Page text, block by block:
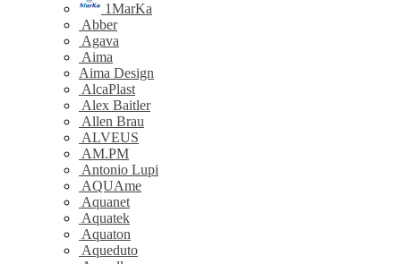
1MarKa
Abber
Agava
Aima
Aima Design
AlcaPlast
Alex Baitler
Allen Brau
ALVEUS
AM.PM
Antonio Lupi
AQUAme
Aquanet
Aquatek
Aquaton
Aqueduto